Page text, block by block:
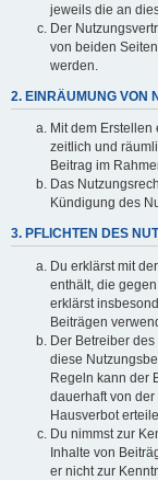
jeweils die an
Der
von beiden
werden.
2. EINRÄUMUNG VON
Mit dem
zeitlich und
Beitrag im
Das
Kündigung des
3. PFLICHTEN DES
Du erklärst mit
enthält, die
erklärst
Beiträgen
Der Betreiber
diese
Regeln kann der
dauerhaft von
Hausverbot
Du nimmst zur
Inhalte von
er nicht zur